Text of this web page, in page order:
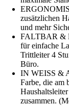
zusätzlichen
und mehr
FALTBAR &
für einfache
Trittleiter 4
Büro.
IN WEISS &
Farbe, die am
zusammen.